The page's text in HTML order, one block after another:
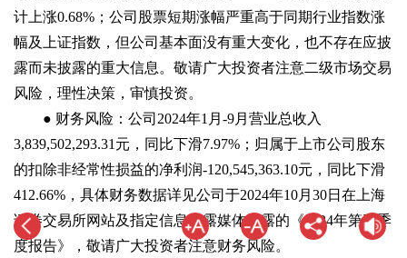
计上涨0.68%；公司股票短期涨幅严重高于同期行业指数涨
幅及上证指数，但公司基本面没有重大变化，也不存在应披
露而未披露的重大信息。敬请广大投资者注意二级市场交易
风险，理性决策，审慎投资。
● 财务风险：公司2024年1月-9月营业总收入
3,839,502,293.31元，同比下滑7.97%；归属于上市公司股东
的扣除非经常性损益的净利润-120,545,363.10元，同比下滑
412.66%，具体财务数据详见公司于2024年10月30日在上海
证券交易所网站及指定信息披露媒体披露的《2024年第三季
度报告》，敬请广大投资者注意财务风险。